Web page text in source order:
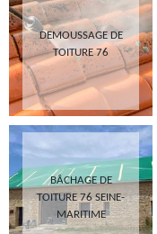
DEMOUSSAGE DE
TOITURE 76
BÂCHAGE DE
TOITURE 76 SEINE-
MARITIME